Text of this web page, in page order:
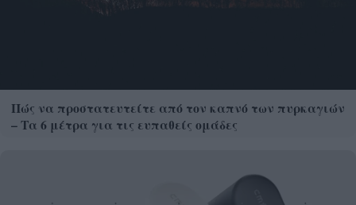
Πώς να προστατευτείτε από τον καπνό των πυρκαγιών
– Τα 6 μέτρα για τις ευπαθείς ομάδες